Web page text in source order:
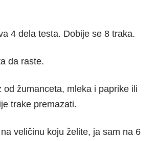
4 dela testa. Dobije se 8 traka.
da raste.
od žumanceta, mleka i paprike ili
trake premazati.
veličinu koju želite, ja sam na 6